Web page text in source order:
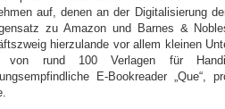
auf, denen an der Digitalisierung
zu Amazon und Barnes &
hierzulande vor allem kleinen
von rund 100 Verlagen für
E-Bookreader „Que“,